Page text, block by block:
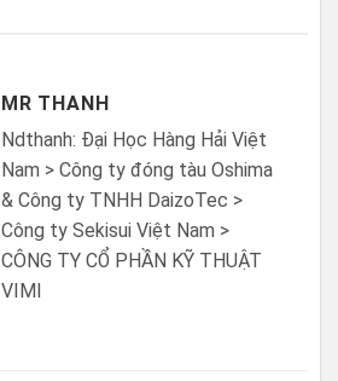
MR THANH
Ndthanh: Đại Học Hàng Hải Việt
Nam > Công ty đóng tàu Oshima
& Công ty TNHH DaizoTec >
Công ty Sekisui Việt Nam >
CÔNG TY CỔ PHẦN KỸ THUẬT
VIMI